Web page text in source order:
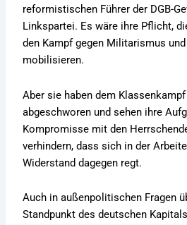
reformistischen Führer der DGB-
Linkspartei. Es wäre ihre Pflicht,
den Kampf gegen Militarismus und
mobilisieren.
Aber sie haben dem
abgeschworen und sehen ihre
Kompromisse mit den
verhindern, dass sich in der
Widerstand dagegen regt.
Auch in außenpolitischen Fragen
Standpunkt des deutschen